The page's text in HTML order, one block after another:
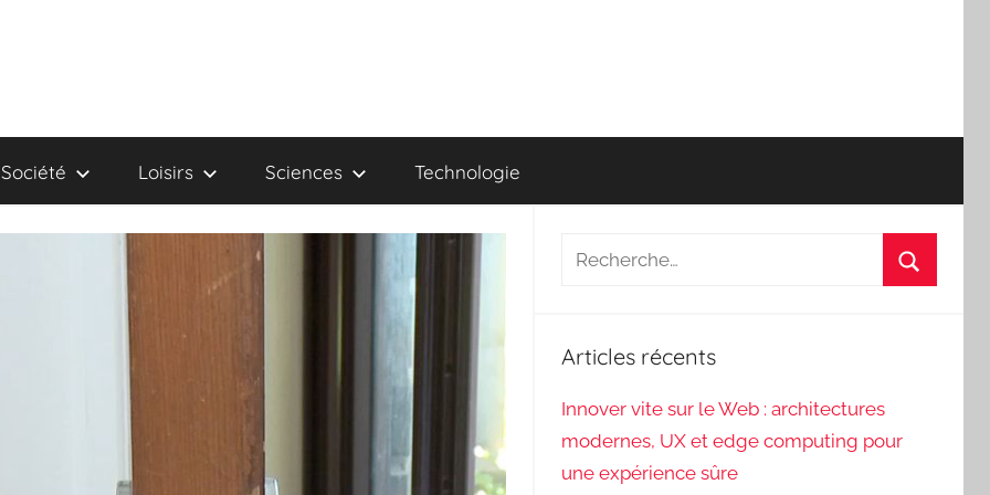
Société Loisirs Sciences Technologie
Recherche
Articles récents
Innover vite sur le Web : architectures
modernes, UX et edge computing pour
une expérience sûre